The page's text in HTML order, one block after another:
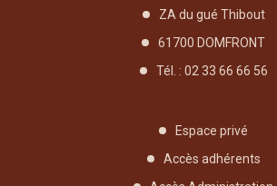
ZA du gué Thibout
61700 DOMFRONT
Tél. : 02 33 66 66 56
Espace privé
Accès adhérents